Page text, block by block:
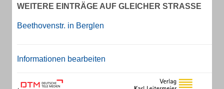
WEITERE EINTRÄGE AUF GLEICHER STRASSE
Beethovenstr. in Berglen
Informationen bearbeiten